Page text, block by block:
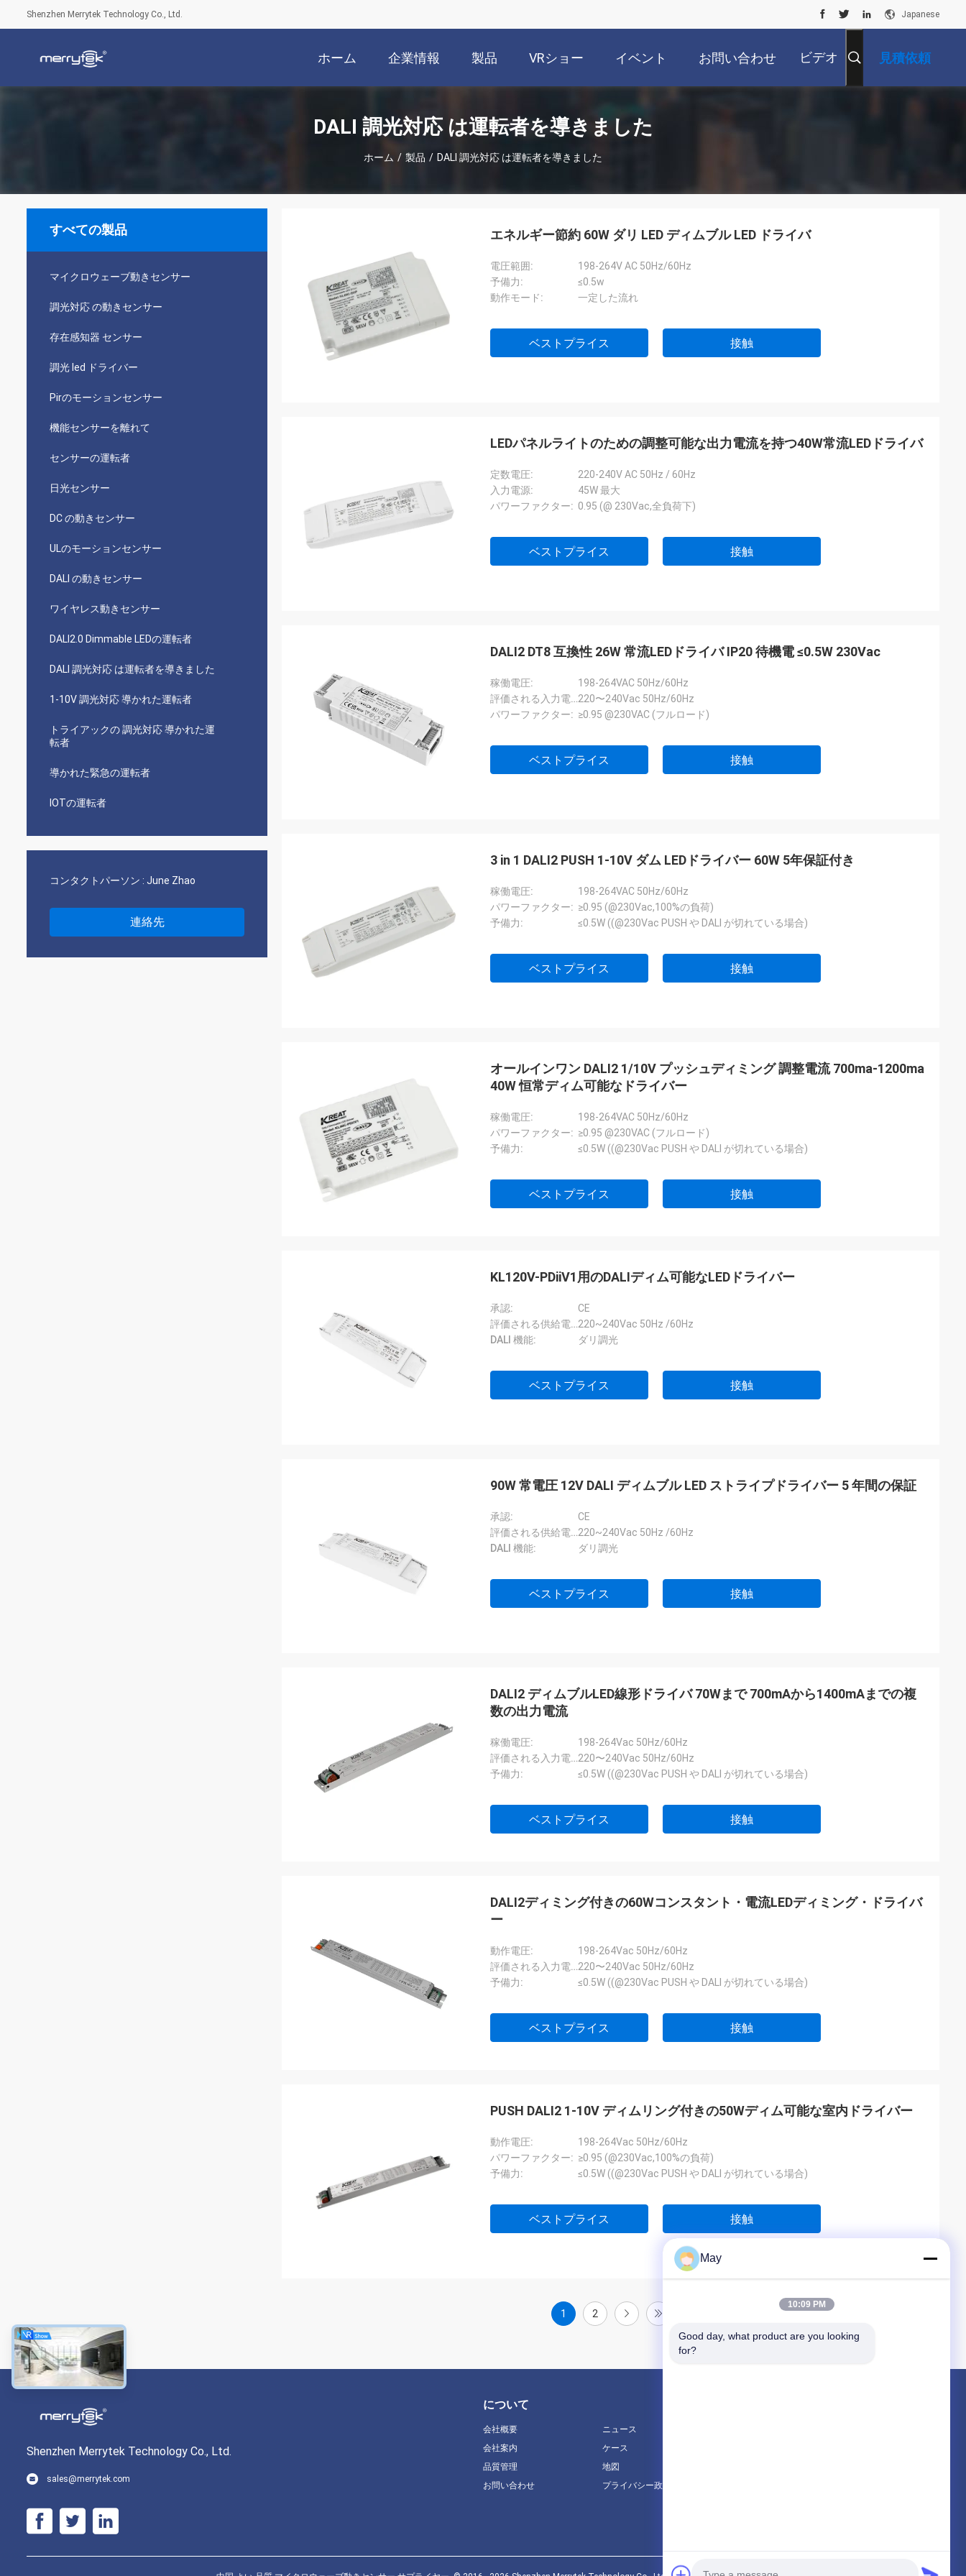
Shenzhen Merrytek Technology Co., Ltd. Japanese
ホーム 企業情報 製品 VRショー イベント お問い合わせ ビデオ 見積依頼
DALI 調光対応 は運転者を導きました
ホーム / 製品 / DALI 調光対応 は運転者を導きました
すべての製品
マイクロウェーブ動きセンサー
調光対応 の動きセンサー
存在感知器 センサー
調光 led ドライバー
Pirのモーションセンサー
機能センサーを離れて
センサーの運転者
日光センサー
DC の動きセンサー
ULのモーションセンサー
DALI の動きセンサー
ワイヤレス動きセンサー
DALI2.0 Dimmable LEDの運転者
DALI 調光対応 は運転者を導きました
1-10V 調光対応 導かれた運転者
トライアックの 調光対応 導かれた運
転者
導かれた緊急の運転者
IOTの運転者
コンタクトパーソン : June Zhao
連絡先
エネルギー節約 60W ダリ LED ディムブル LED ドライバ
電圧範囲:
198-264V AC 50Hz/60Hz
予備力:
≤0.5w
動作モード:
一定した流れ
ベストプライス 接触
LEDパネルライトのための調整可能な出力電流を持つ40W常流LEDドライバ
定数電圧:
220-240V AC 50Hz / 60Hz
入力電源:
45W 最大
パワーファクター: 0.95 (@ 230Vac,全負荷下)
ベストプライス 接触
DALI2 DT8 互換性 26W 常流LEDドライバ IP20 待機電 ≤0.5W 230Vac
稼働電圧:
198-264VAC 50Hz/60Hz
評価される入力電圧:220〜240Vac 50Hz/60Hz
パワーファクター: ≥0.95 @230VAC (フルロード)
ベストプライス 接触
3 in 1 DALI2 PUSH 1-10V ダム LEDドライバー 60W 5年保証付き
稼働電圧:
198-264VAC 50Hz/60Hz
パワーファクター: ≥0.95 (@230Vac,100%の負荷)
予備力:
≤0.5W ((@230Vac PUSH や DALI が切れている場合)
ベストプライス 接触
オールインワン DALI2 1/10V プッシュディミング 調整電流 700ma-1200ma
40W 恒常ディム可能なドライバー
稼働電圧:
198-264VAC 50Hz/60Hz
パワーファクター: ≥0.95 @230VAC (フルロード)
予備力:
≤0.5W ((@230Vac PUSH や DALI が切れている場合)
ベストプライス 接触
KL120V-PDiiV1用のDALIディム可能なLEDドライバー
承認:
CE
評価される供給電圧:220~240Vac 50Hz /60Hz
DALI 機能:
ダリ調光
ベストプライス 接触
90W 常電圧 12V DALI ディムブル LED ストライプドライバー 5 年間の保証
承認:
CE
評価される供給電圧:220~240Vac 50Hz /60Hz
DALI 機能:
ダリ調光
ベストプライス 接触
DALI2 ディムブルLED線形ドライバ 70Wまで 700mAから1400mAまでの複
数の出力電流
稼働電圧:
198-264Vac 50Hz/60Hz
評価される入力電圧:220〜240Vac 50Hz/60Hz
予備力:
≤0.5W ((@230Vac PUSH や DALI が切れている場合)
ベストプライス 接触
DALI2ディミング付きの60Wコンスタント・電流LEDディミング・ドライバ
ー
動作電圧:
198-264Vac 50Hz/60Hz
評価される入力電圧:220〜240Vac 50Hz/60Hz
予備力:
≤0.5W ((@230Vac PUSH や DALI が切れている場合)
ベストプライス 接触
PUSH DALI2 1-10V ディムリング付きの50Wディム可能な室内ドライバー
動作電圧:
198-264Vac 50Hz/60Hz
パワーファクター: ≥0.95 (@230Vac,100%の負荷)
予備力:
≤0.5W ((@230Vac PUSH や DALI が切れている場合)
ベストプライス 接触
1 2
Shenzhen Merrytek Technology Co., Ltd.
sales@merrytek.com
について
会社概要
会社案内
品質管理
お問い合わせ
ニュース
ケース
地図
プライバシー政策
May
10:09 PM
Good day, what product are you looking
for?